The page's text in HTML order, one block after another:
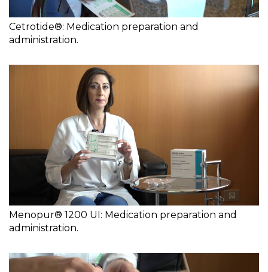
Cetrotide®: Medication preparation and
administration.
Menopur® 1200 UI: Medication preparation and
administration.